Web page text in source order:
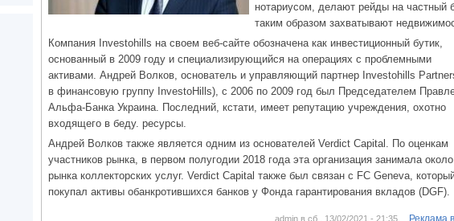
нотариусом, делают рейды на частный
таким образом захватывают
Компания Investohills на своем веб-сайте обозначена как инвестиционный бутик,
основанный в 2009 году и специализирующийся на операциях с проблемными
активами. Андрей Волков, основатель и управляющий партнер Investohills
в финансовую группу InvestoHills), с 2006 по 2009 год был Председателем
Альфа-Банка Украина. Последний, кстати, имеет репутацию учреждения, охотно
входящего в беду. ресурсы.
Андрей Волков также является одним из основателей Verdict Capital. По оценкам
участников рынка, в первом полугодии 2018 года эта организация занимала
рынка коллекторских услуг. Verdict Capital также был связан с FC Geneva,
покупал активы обанкротившихся банков у Фонда гарантирования вкладов (DGF).
admin в сб., 13/02/2021 - 21:35. Реклама